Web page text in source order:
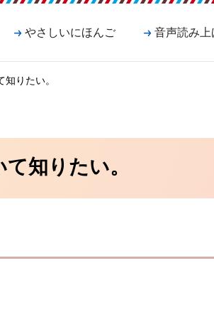
やさしいにほんご 音声読み
りたい。
知りたい。